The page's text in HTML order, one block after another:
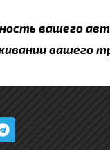
вашего
вашего
T
e